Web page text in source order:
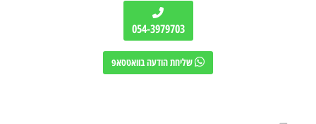
054-3979703
שליחת הודעה בוואטסאפ